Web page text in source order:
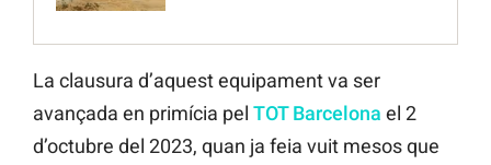
La clausura d’aquest equipament va ser
avançada en primícia pel TOT Barcelona el 2
d’octubre del 2023, quan ja feia vuit mesos que